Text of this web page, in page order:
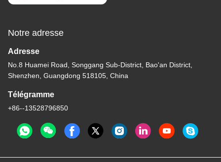
Notre adresse
Adresse
No.8 Huamei Road, Songgang Sub-District, Bao'an District,
Shenzhen, Guangdong 518105, China
Télégramme
+86--13528796850